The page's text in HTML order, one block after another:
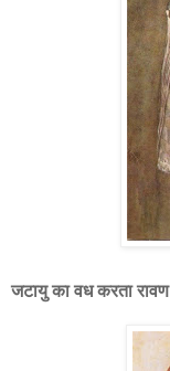
जटायु का वध करता रावण